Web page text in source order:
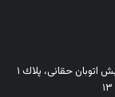
آدرس: تهران - خیابان میرداماد، خیابان مصدق جنوبی،نبش اتوبان حقانی، پلاك ١